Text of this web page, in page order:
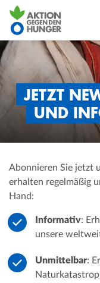
Direkt
zum
Inhalt
JETZT
UND
Abonnieren Sie jetzt
erhalten regelmäßig
Hand:
Informativ:
unsere
Unmittelbar: